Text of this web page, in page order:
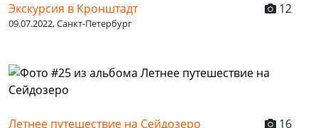
Экскурсия в Кронштадт 12
09.07.2022, Санкт-Петербург
Летнее путешествие на Сейдозеро 16